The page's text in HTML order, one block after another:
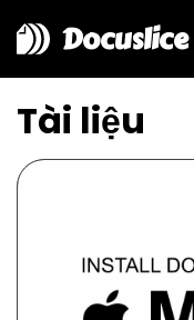
Docuslice
Tài liệu